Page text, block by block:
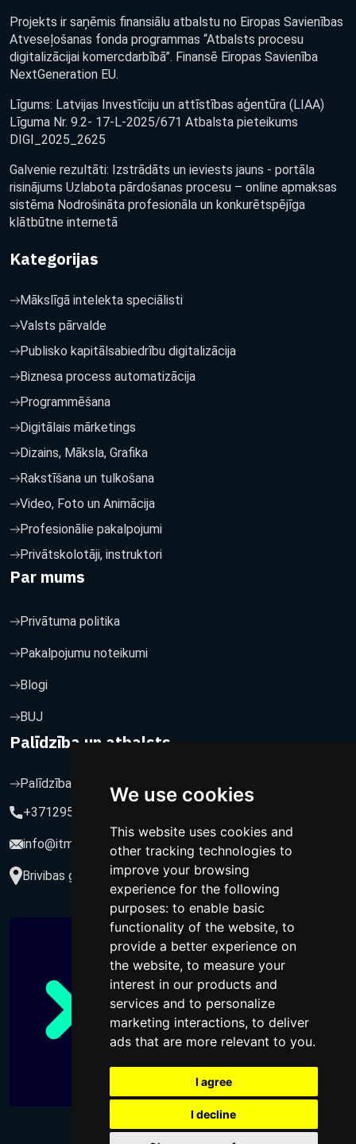
We use cookies
This website uses cookies and
other tracking technologies to
improve your browsing
experience for the following
purposes: to enable basic
functionality of the website, to
provide a better experience on
the website, to measure your
interest in our products and
services and to personalize
marketing interactions, to deliver
ads that are more relevant to you.
I agree
I decline
Projekts ir saņēmis finansiālu atbalstu no Eiropas Savienības
Atveseļošanas fonda programmas “Atbalsts procesu
digitalizācijai komercdarbībā”. Finansē Eiropas Savienība
NextGeneration EU.
Līgums: Latvijas Investīciju un attīstības aģentūra (LIAA)
Līguma Nr. 9.2- 17-L-2025/671 Atbalsta pieteikums
DIGI_2025_2625
Galvenie rezultāti: Izstrādāts un ieviests jauns - portāla
risinājums Uzlabota pārdošanas procesu – online apmaksas
sistēma Nodrošināta profesionāla un konkurētspējīga
klātbūtne internetā
Kategorijas
Mākslīgā intelekta speciālisti
Valsts pārvalde
Publisko kapitālsabiedrību digitalizācija
Biznesa process automatizācija
Programmēšana
Digitālais mārketings
Dizains, Māksla, Grafika
Rakstīšana un tulkošana
Video, Foto un Animācija
Profesionālie pakalpojumi
Privātskolotāji, instruktori
Par mums
Privātuma politika
Pakalpojumu noteikumi
Blogi
BUJ
Palīdzība un atbalsts
Palīdzība un atbalsts
+37129564547
info@itmarketing.lv
Brivibas gatve 234-77, LV-1039, Riga, Latvia